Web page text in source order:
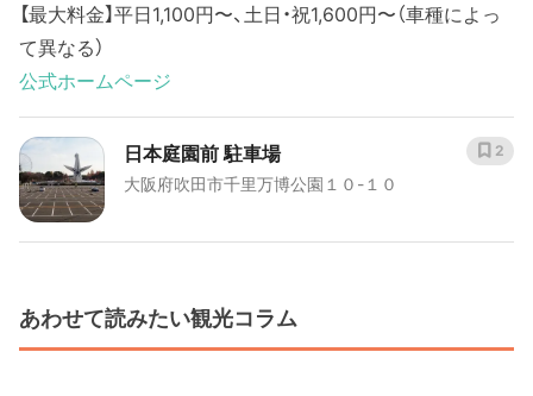
【最大料金】平日1,100円〜、土日・祝1,600円〜（車種によっ
て異なる）
公式ホームページ
日本庭園前 駐車場
大阪府吹田市千里万博公園１０-１０
2
あわせて読みたい観光コラム